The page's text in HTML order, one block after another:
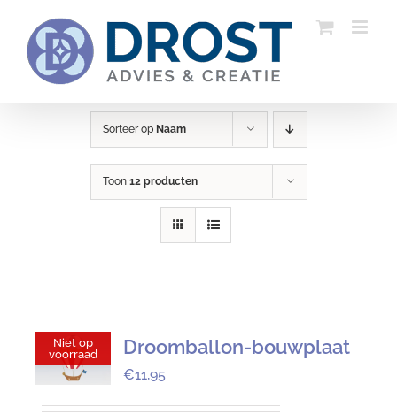
inhoud
Sorteer op Naam
Toon 12 producten
Niet op
voorraad
Droomballon-bouwplaat
€11,95